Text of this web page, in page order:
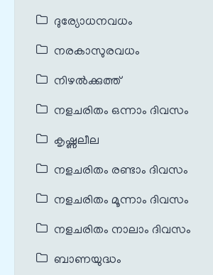
ദുര്യോധനവധം
നരകാസുരവധം
നിഴൽക്കുത്ത്
നളചരിതം ഒന്നാം ദിവസം
കൃഷ്ണലീല
നളചരിതം രണ്ടാം ദിവസം
നളചരിതം മൂന്നാം ദിവസം
നളചരിതം നാലാം ദിവസം
ബാണയുദ്ധം